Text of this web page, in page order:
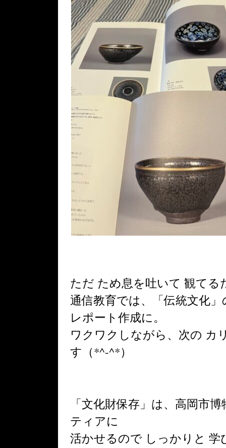
ただ ため息を吐いて 観てる
通信教育では、「伝統文化
レポート作成に。
ワクワクしながら、次の カ
す（*^-^*）
「文化財保存」は、高岡市
ティアに
活かせるので しっかりと